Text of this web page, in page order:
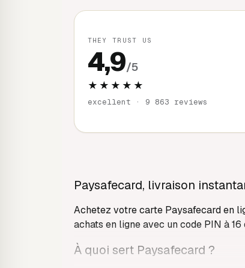
THEY TRUST US
4,9/5
★★★★★
excellent · 9 863 reviews
Paysafecard, livraison
Achetez votre carte Paysafecard en
achats en ligne avec un code PIN à
À quoi sert Paysafecard ?